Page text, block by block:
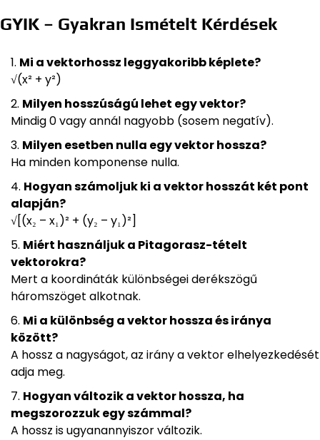
GYIK – Gyakran Ismételt Kérdések
Mi a vektorhossz leggyakoribb képlete?
√(x² + y²)
Milyen hosszúságú lehet egy vektor?
Mindig 0 vagy annál nagyobb (sosem negatív).
Milyen esetben nulla egy vektor hossza?
Ha minden komponense nulla.
Hogyan számoljuk ki a vektor hosszát két pont
alapján?
√[(x₂ – x₁)² + (y₂ – y₁)²]
Miért használjuk a Pitagorasz-tételt
vektorokra?
Mert a koordináták különbségei derékszögű
háromszöget alkotnak.
Mi a különbség a vektor hossza és iránya
között?
A hossz a nagyságot, az irány a vektor elhelyezkedését
adja meg.
Hogyan változik a vektor hossza, ha
megszorozzuk egy számmal?
A hossz is ugyanannyiszor változik.